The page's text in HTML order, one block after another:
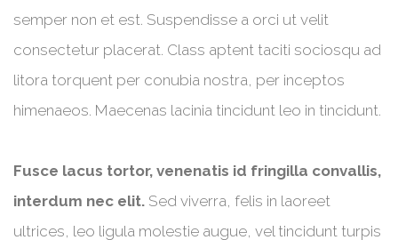
semper non et est. Suspendisse a orci ut velit
consectetur placerat. Class aptent taciti sociosqu ad
litora torquent per conubia nostra, per inceptos
himenaeos. Maecenas lacinia tincidunt leo in tincidunt.
Fusce lacus tortor, venenatis id fringilla convallis,
interdum nec elit. Sed viverra, felis in laoreet
ultrices, leo ligula molestie augue, vel tincidunt turpis